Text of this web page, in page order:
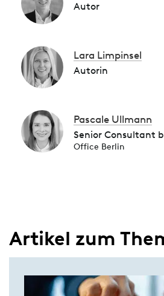
Autor
Lara Limpinsel
Autorin
Pascale Ullmann
Senior Consultant
Office Berlin
Artikel zum